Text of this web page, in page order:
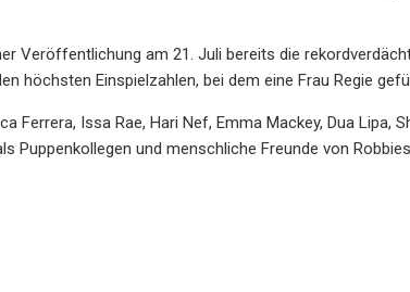
Veröffentlichung am 21. Juli bereits die
höchsten Einspielzahlen, bei dem eine Frau Regie
Ferrera, Issa Rae, Hari Nef, Emma Mackey, Dua Lipa,
Puppenkollegen und menschliche Freunde von